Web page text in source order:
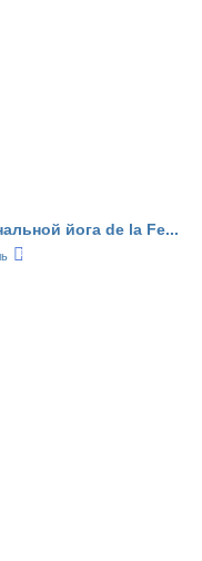
йога de la Fe...